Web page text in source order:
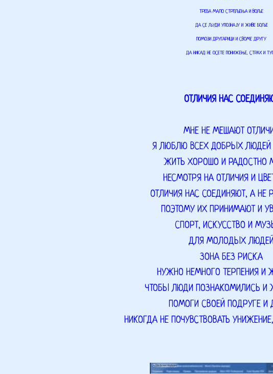
ТРЕБА МАЛО СТРПЉЕЊА И ВОЉЕ
ДА СЕ ЉУДИ УПОЗНАЈУ И ЖИВЕ БОЉЕ
ПОМОЗИ ДРУГАРИЦИ И СВОМЕ ДРУГУ
ДА НИКАД НЕ ОСЕТЕ ПОНИЖЕЊЕ, СТРАХ И
ОТЛИЧИЯ НАС С
МНЕ НЕ МЕШАЮТ
Я ЛЮБЛЮ ВСЕХ ДОБРЫХ ЛЮДЕЙ
ЖИТЬ ХОРОШО И РАДОСТНО
НЕСМОТРЯ НА ОТЛИЧИЯ И
ОТЛИЧИЯ НАС СОЕДИНЯЮТ, А НЕ
ПОЭТОМУ ИХ ПРИНИМАЮТ И
СПОРТ, ИСКУССТВО И
ДЛЯ МОЛОДЫХ ЛЮДЕЙ
ЗОНА БЕЗ РИСКА
НУЖНО НЕМНОГО ТЕРПЕНИЯ И
ЧТОБЫ ЛЮДИ ПОЗНАКОМИЛИСЬ И
ПОМОГИ СВОЕЙ ПОДРУГЕ И
НИКОГДА НЕ ПОЧУВСТВОВАТЬ